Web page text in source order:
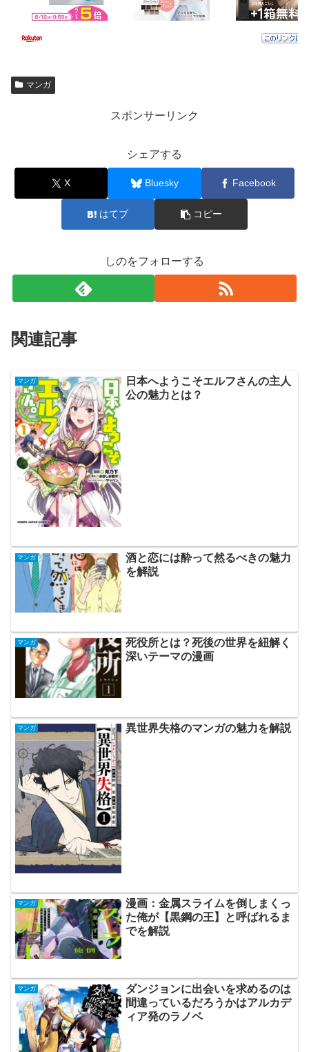
マンガ
スポンサーリンク
シェアする
X Bluesky Facebook
はてブ コピー
しのをフォローする
関連記事
マンガ
日本へようこそエルフさんの主人
公の魅力とは？
マンガ
酒と恋には酔って然るべきの魅力
を解説
マンガ
死役所とは？死後の世界を紐解く
深いテーマの漫画
マンガ 異世界失格のマンガの魅力を解説
マンガ
漫画：金属スライムを倒しまくっ
た俺が【黒鋼の王】と呼ばれるま
でを解説
マンガ
ダンジョンに出会いを求めるのは
間違っているだろうかはアルカデ
ィア発のラノベ